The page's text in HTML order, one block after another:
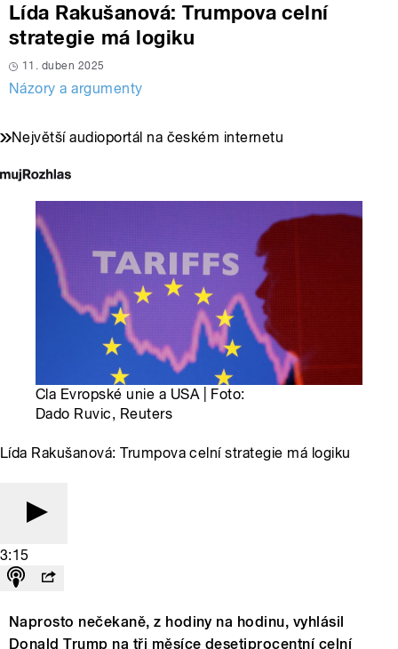
Lída Rakušanová: Trumpova celní
strategie má logiku
11. duben 2025
Názory a argumenty
Největší audioportál na českém internetu
Cla Evropské unie a USA | Foto:
Dado Ruvic, Reuters
Lída Rakušanová: Trumpova celní strategie má logiku
3:15
Naprosto nečekaně, z hodiny na hodinu, vyhlásil
Donald Trump na tři měsíce desetiprocentní celní